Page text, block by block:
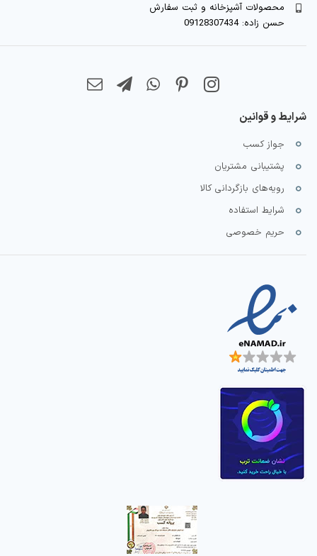
محصولات آشپزخانه و ثبت سفارش
حسن زاده: 09128307434
شرایط و قوانین
جواز کسب
پشتیبانی مشتریان
رویه‌های بازگردانی کالا
شرایط استفاده
حریم خصوصی